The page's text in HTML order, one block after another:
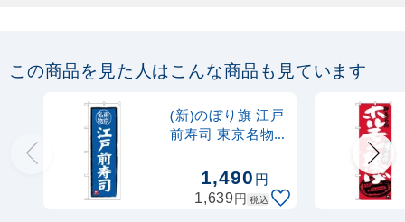
1.6～3m 伸縮式 緑 (30537GRN)
売り切れ中
購入不可
定番のぼり竿 オリジナルのぼりポール
1.6～3m 伸縮式 水色 (30537SBL)
この商品を見た人はこんな商品も見ています
(新)のぼり旗 江戸
前寿司 東京名物
1,490円
1,639円 税込